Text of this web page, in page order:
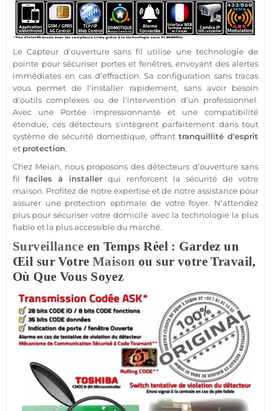
LeCapteur d'ouverture sans fil utilise une technologie de
pointe pour sécuriser portes et fenêtres, envoyant des alertes
immédiates en cas d'effraction. Sa configuration sans tracas
vous permet de l'installer rapidement, sans avoir besoin
d'outils complexes ou de l'intervention d'un professionnel.
Avec une Portée impressionnante et une compatibilité
étendue, ces détecteurs s'intègrent parfaitement dans tout
système desécurité domestique, offrant tranquillité d'esprit
et protection.
Chez Meian, nous proposons des détecteurs d'ouverture sans
fil faciles à installer qui renforcent la sécurité de votre
maison. Profitez de notre expertise et de notreassistancepour
assurer une protection optimale de votre foyer. N'attendez
plus pour sécuriser votre domicile avec la technologie la plus
fiableet la plus accessible du marché.
Surveillance en Temps Réel : Gardez un
Œil sur Votre Maison ou sur votre Travail,
Où Que Vous Soyez